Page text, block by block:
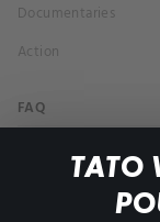
TATO
Documentaries
Action
FAQ
My profile